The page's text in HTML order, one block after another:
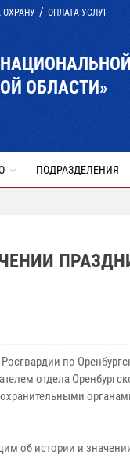
ОХРАНУ ОПЛАТА УСЛУГ
ОБЛАСТИ»
ПОДРАЗДЕЛЕНИЯ
по
отдела
об истории и